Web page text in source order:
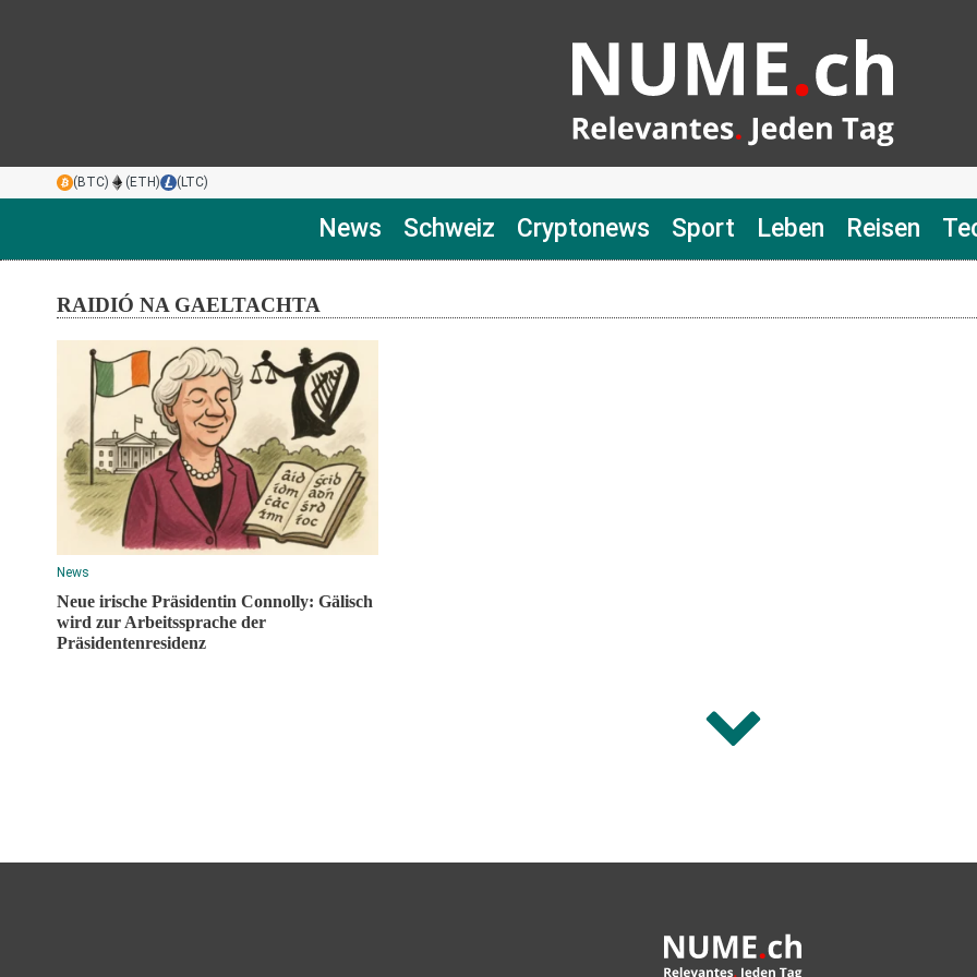
(BTC) (ETH) (LTC)
News Schweiz Cryptonews Sport Leben Reisen
RAIDIÓ NA GAELTACHTA
News
Neue irische Präsidentin Connolly: Gälisch
wird zur Arbeitssprache der
Präsidentenresidenz